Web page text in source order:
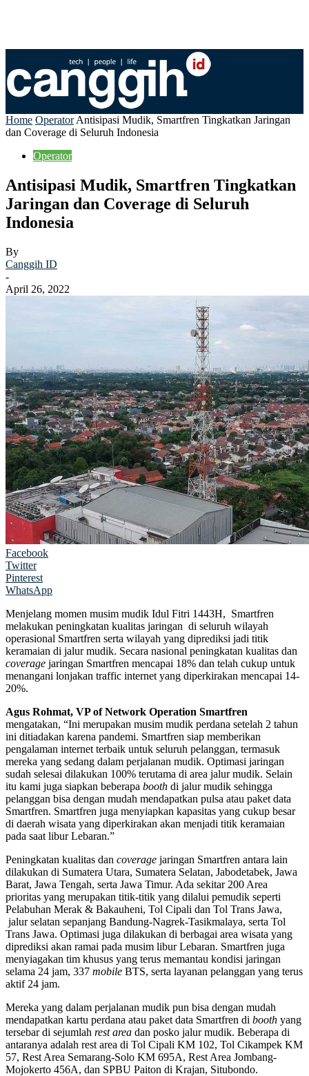
Home Operator Antisipasi Mudik, Smartfren Tingkatkan Jaringan
dan Coverage di Seluruh Indonesia
Operator
Antisipasi Mudik, Smartfren Tingkatkan
Jaringan dan Coverage di Seluruh
Indonesia
By
Canggih ID
-
April 26, 2022
Facebook
Twitter
Pinterest
WhatsApp
Menjelang momen musim mudik Idul Fitri 1443H, Smartfren
melakukan peningkatan kualitas jaringan di seluruh wilayah
operasional Smartfren serta wilayah yang diprediksi jadi titik
keramaian di jalur mudik. Secara nasional peningkatan kualitas dan
coverage jaringan Smartfren mencapai 18% dan telah cukup untuk
menangani lonjakan traffic internet yang diperkirakan mencapai 14-
20%.
Agus Rohmat, VP of Network Operation Smartfren
mengatakan, “Ini merupakan musim mudik perdana setelah 2 tahun
ini ditiadakan karena pandemi. Smartfren siap memberikan
pengalaman internet terbaik untuk seluruh pelanggan, termasuk
mereka yang sedang dalam perjalanan mudik. Optimasi jaringan
sudah selesai dilakukan 100% terutama di area jalur mudik. Selain
itu kami juga siapkan beberapa booth di jalur mudik sehingga
pelanggan bisa dengan mudah mendapatkan pulsa atau paket data
Smartfren. Smartfren juga menyiapkan kapasitas yang cukup besar
di daerah wisata yang diperkirakan akan menjadi titik keramaian
pada saat libur Lebaran.”
Peningkatan kualitas dan coverage jaringan Smartfren antara lain
dilakukan di Sumatera Utara, Sumatera Selatan, Jabodetabek, Jawa
Barat, Jawa Tengah, serta Jawa Timur. Ada sekitar 200 Area
prioritas yang merupakan titik-titik yang dilalui pemudik seperti
Pelabuhan Merak & Bakauheni, Tol Cipali dan Tol Trans Jawa,
jalur selatan sepanjang Bandung-Nagrek-Tasikmalaya, serta Tol
Trans Jawa. Optimasi juga dilakukan di berbagai area wisata yang
diprediksi akan ramai pada musim libur Lebaran. Smartfren juga
menyiagakan tim khusus yang terus memantau kondisi jaringan
selama 24 jam, 337 mobile BTS, serta layanan pelanggan yang terus
aktif 24 jam.
Mereka yang dalam perjalanan mudik pun bisa dengan mudah
mendapatkan kartu perdana atau paket data Smartfren di booth yang
tersebar di sejumlah rest area dan posko jalur mudik. Beberapa di
antaranya adalah rest area di Tol Cipali KM 102, Tol Cikampek KM
57, Rest Area Semarang-Solo KM 695A, Rest Area Jombang-
Mojokerto 456A, dan SPBU Paiton di Krajan, Situbondo.